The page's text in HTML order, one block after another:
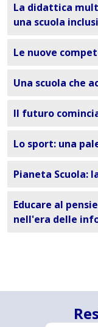
La didattica
una scuola
Le nuove
Una scuola che
Il futuro
Lo sport: una
Pianeta Scuola:
Educare al
nell'era delle